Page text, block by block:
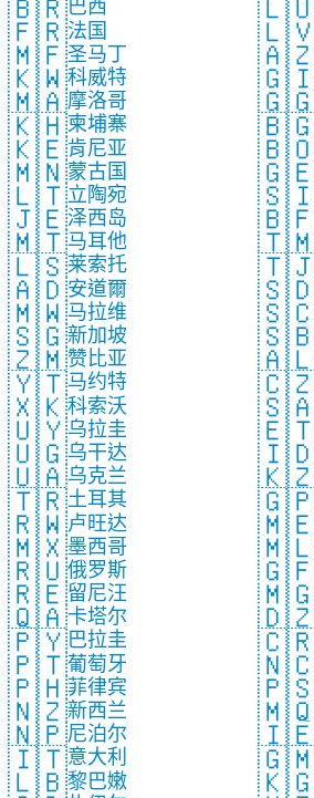
巴西
🇫🇷法国
🇲🇫圣马丁
🇰🇼科威特
🇲🇦摩洛哥
🇰🇭柬埔寨
🇰🇪肯尼亚
🇲🇳蒙古国
🇱🇹立陶宛
🇯🇪泽西岛
🇲🇹马耳他
🇱🇸莱索托
🇦🇩安道爾
🇲🇼马拉维
🇸🇬新加坡
🇿🇲赞比亚
🇾🇹马约特
🇽🇰科索沃
🇺🇾乌拉圭
🇺🇬乌干达
🇺🇦乌克兰
🇹🇷土耳其
🇷🇼卢旺达
🇲🇽墨西哥
🇷🇺俄罗斯
🇷🇪留尼汪
🇶🇦卡塔尔
🇵🇾巴拉圭
🇵🇹葡萄牙
🇵🇭菲律宾
🇳🇿新西兰
🇳🇵尼泊尔
🇮🇹意大利
🇱🇧黎巴嫩